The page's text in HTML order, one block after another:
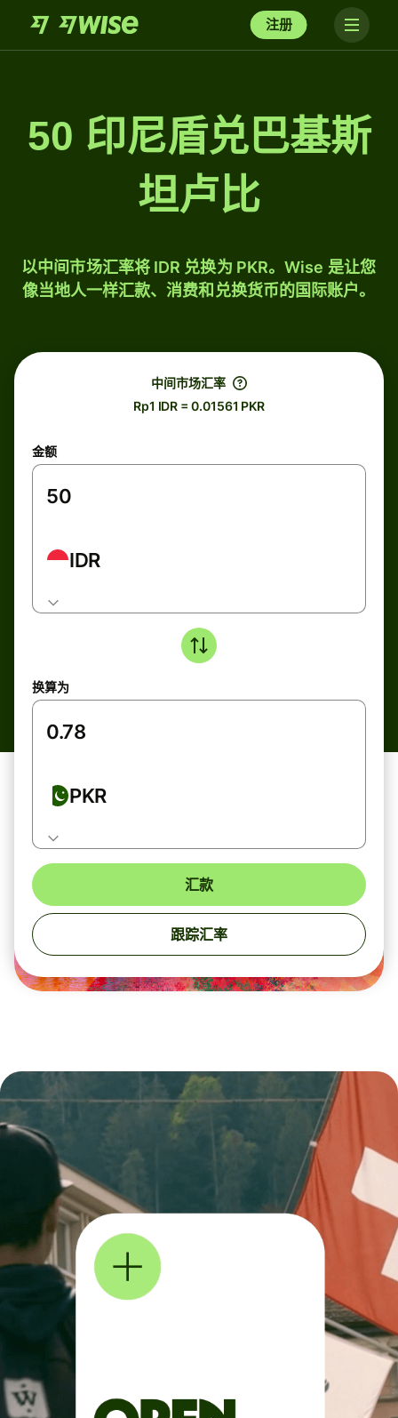
注册
50 印尼盾兑巴基斯
坦卢比
以中间市场汇率将 IDR 兑换为 PKR。Wise 是让您
像当地人一样汇款、消费和兑换货币的国际账户。
中间市场汇率
Rp1 IDR = 0.01561 PKR
金额
IDR
换算为
PKR
汇款
跟踪汇率